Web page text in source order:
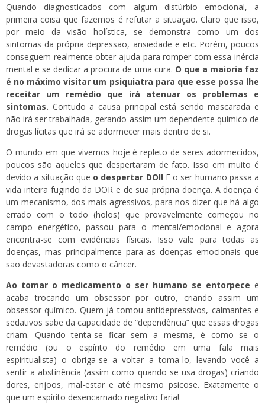
Quando diagnosticados com algum distúrbio emocional, a
primeira coisa que fazemos é refutar a situação. Claro que isso,
por meio da visão holística, se demonstra como um dos
sintomas da própria depressão, ansiedade e etc. Porém, poucos
conseguem realmente obter ajuda para romper com essa inércia
mental e se dedicar a procura de uma cura. O que a maioria faz
é no máximo visitar um psiquiatra para que esse possa lhe
receitar um remédio que irá atenuar os problemas e
sintomas. Contudo a causa principal está sendo mascarada e
não irá ser trabalhada, gerando assim um dependente químico de
drogas lícitas que irá se adormecer mais dentro de si.
O mundo em que vivemos hoje é repleto de seres adormecidos,
poucos são aqueles que despertaram de fato. Isso em muito é
devido a situação que o despertar DOI! E o ser humano passa a
vida inteira fugindo da DOR e de sua própria doença. A doença é
um mecanismo, dos mais agressivos, para nos dizer que há algo
errado com o todo (holos) que provavelmente começou no
campo energético, passou para o mental/emocional e agora
encontra-se com evidências físicas. Isso vale para todas as
doenças, mas principalmente para as doenças emocionais que
são devastadoras como o câncer.
Ao tomar o medicamento o ser humano se entorpece e
acaba trocando um obsessor por outro, criando assim um
obsessor químico. Quem já tomou antidepressivos, calmantes e
sedativos sabe da capacidade de “dependência” que essas drogas
criam. Quando tenta-se ficar sem a mesma, é como se o
remédio (ou o espírito do remédio em uma fala mais
espiritualista) o obriga-se a voltar a toma-lo, levando você a
sentir a abstinência (assim como quando se usa drogas) criando
dores, enjoos, mal-estar e até mesmo psicose. Exatamente o
que um espírito desencarnado negativo faria!